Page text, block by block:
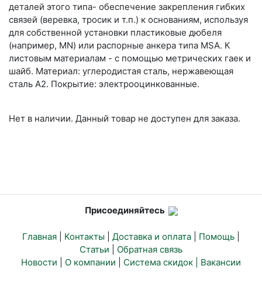
деталей этого типа- обеспечение закрепления гибких
связей (веревка, тросик и т.п.) к основаниям, используя
для собственной установки пластиковые дюбеля
(например, MN) или распорные анкера типа MSA. К
листовым материалам - с помощью метрических гаек и
шайб. Материал: углеродистая сталь, нержавеющая
сталь А2. Покрытие: электрооцинкованные.
Нет в наличии. Данный товар не доступен для заказа.
Присоединяйтесь
Главная Контакты Доставка и оплата Помощь
Статьи
Обратная связь
Новости
О компании Система скидок | Вакансии